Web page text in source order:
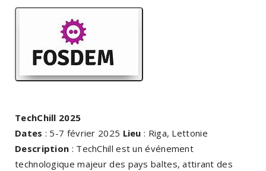
TechChill 2025
Dates : 5-7 février 2025 Lieu : Riga, Lettonie
Description : TechChill est un événement
technologique majeur des pays baltes, attirant des